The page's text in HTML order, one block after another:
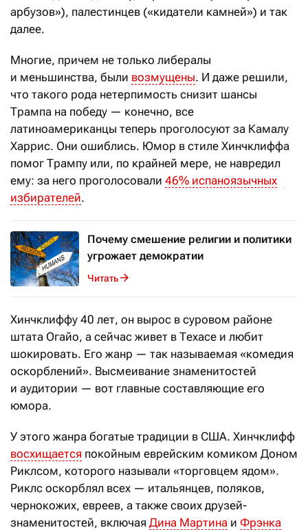
арбузов»), палестинцев («кидатели камней») и так
далее.
Многие, причем не только либералы
и меньшинства, были возмущены. И даже решили,
что такого рода нетерпимость снизит шансы
Трампа на победу — конечно, все
латиноамериканцы теперь проголосуют за Камалу
Харрис. Они ошиблись. Юмор в стиле Хинчклиффа
помог Трампу или, по крайней мере, не навредил
ему: за него проголосовали 46% испаноязычных
избирателей.
Почему смешение религии и политики
угрожает демократии
Читать
Хинчклиффу 40 лет, он вырос в суровом районе
штата Огайо, а сейчас живет в Техасе и любит
шокировать. Его жанр — так называемая «комедия
оскорблений». Высмеивание знаменитостей
и аудитории — вот главные составляющие его
юмора.
У этого жанра богатые традиции в США. Хинчклифф
восхищается покойным еврейским комиком Доном
Риклсом, которого называли «торговцем ядом».
Риклc оскорблял всех — итальянцев, поляков,
чернокожих, евреев, а также своих друзей-
знаменитостей, включая Дина Мартина и Фрэнка